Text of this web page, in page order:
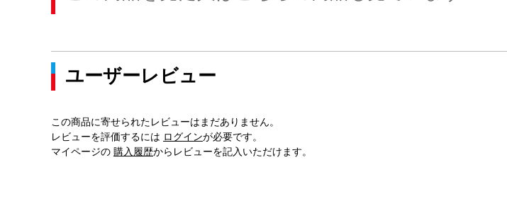
ユーザーレビュー
この商品に寄せられたレビューはまだありません。
レビューを評価するには ログインが必要です。
マイページの 購入履歴からレビューを記入いただけます。